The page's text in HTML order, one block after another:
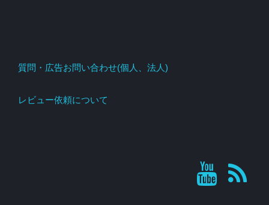
質問・広告お問い合わせ(個人、法人)
レビュー依頼について